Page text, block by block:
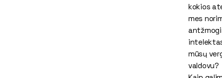
kokios
mes
mūsų
valdovu?